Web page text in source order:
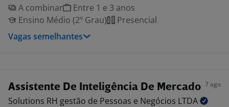
A combinar
Entre 1 e 3 anos
Ensino Médio (2º Grau)
Presencial
Vagas semelhantes
Assistente De Inteligência De Mercado 7 ago
Solutions RH gestão de Pessoas e Negócios LTDA